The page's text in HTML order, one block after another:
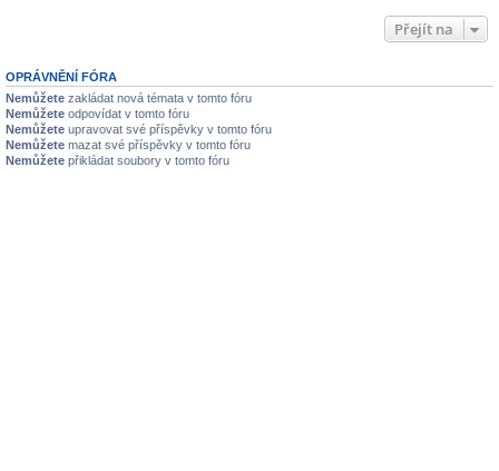
Přejít na
OPRÁVNĚNÍ FÓRA
Nemůžete zakládat nová témata v tomto fóru
Nemůžete odpovídat v tomto fóru
Nemůžete upravovat své příspěvky v tomto fóru
Nemůžete mazat své příspěvky v tomto fóru
Nemůžete přikládat soubory v tomto fóru